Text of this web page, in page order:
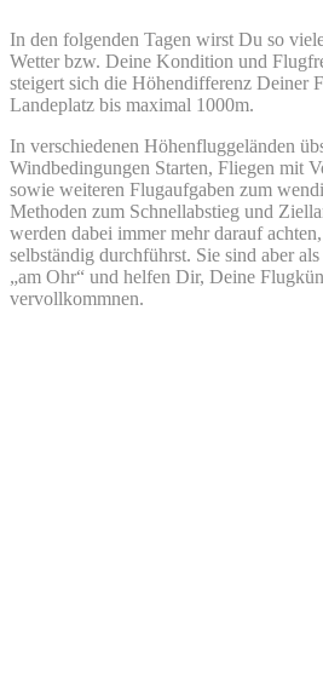
In den folgenden Tagen wirst Du so
Wetter bzw. Deine Kondition und
steigert sich die Höhendifferenz Deiner
Landeplatz bis maximal 1000m.
In verschiedenen Höhenfluggeländen
Windbedingungen Starten, Fliegen mit
sowie weiteren Flugaufgaben zum
Methoden zum Schnellabstieg und
werden dabei immer mehr darauf
selbständig durchführst. Sie sind aber
„am Ohr“ und helfen Dir, Deine
vervollkommnen.